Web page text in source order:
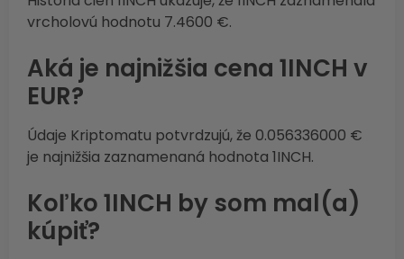
vrcholovú hodnotu 7.4600 €.
Aká je najnižšia cena 1INCH v
EUR?
Údaje Kriptomatu potvrdzujú, že 0.056336000 €
je najnižšia zaznamenaná hodnota 1INCH.
Koľko 1INCH by som mal(a)
kúpiť?